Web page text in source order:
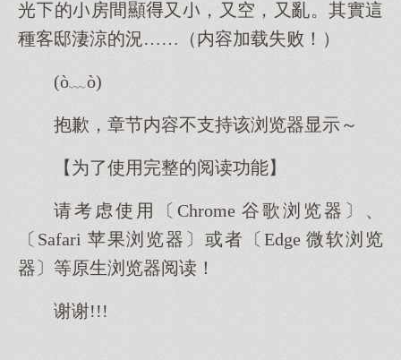
光的房間顯又，又空，又亂。其實這
種客邸淒涼的況……（内容加载失败！）
(ò﹏ò)
抱歉，章节内容不支持该浏览器显示～
【为了使用完整的阅读功能】
请考虑使用〔Chrome 谷歌浏览器〕、
〔Safari 苹果浏览器〕或者〔Edge 微软浏览
器〕等原生浏览器阅读！
谢谢!!!